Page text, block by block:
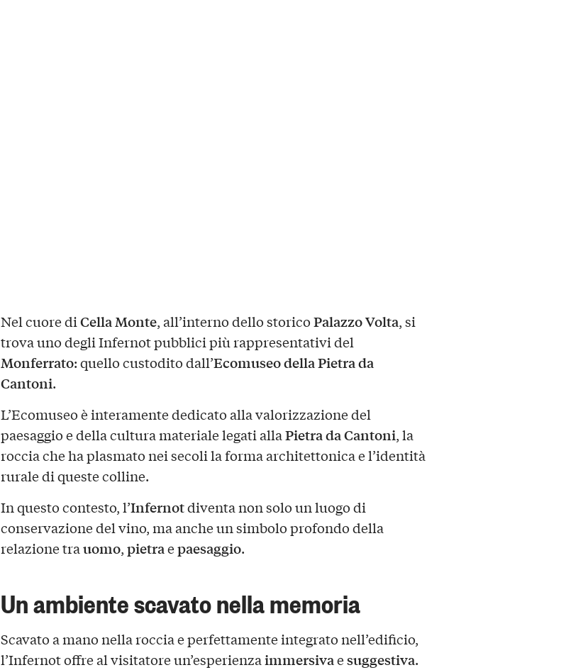
Nel cuore diCella Monte, all’interno dello storicoPalazzo Volta, si
trova uno degli Infernot pubblici più rappresentativi del
Monferrato: quello custodito dall’Ecomuseo della Pietra da
Cantoni.
L’Ecomuseo è interamente dedicato alla valorizzazione del
paesaggio e della cultura materiale legati allaPietra da Cantoni, la
roccia che ha plasmato nei secoli la forma architettonica e l’identità
rurale di queste colline.
In questo contesto, l’Infernotdiventa non solo un luogo di
conservazione del vino, ma anche un simbolo profondo della
relazione trauomo,pietraepaesaggio.
Un ambiente scavato nella memoria
Scavato a mano nella roccia e perfettamente integrato nell’edificio,
l’Infernot offre al visitatore un’esperienzaimmersivaesuggestiva.